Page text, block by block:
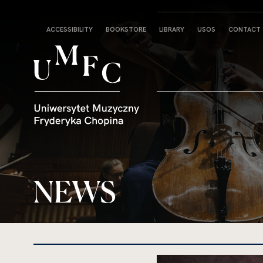
StronaACCESSIBILITY BOOKSTORE LIBRARY USOS CONTACT
NEWS